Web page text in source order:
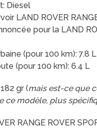
Diesel
LAND ROVER
pour la LAND
(pour 100 km): 7.8 L
(pour 100 km): 6.4 L
gr (mais est-ce que
ce modèle, plus
RANGE ROVER